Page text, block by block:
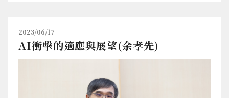
2023/06/17
AI衝擊的適應與展望(余孝先)